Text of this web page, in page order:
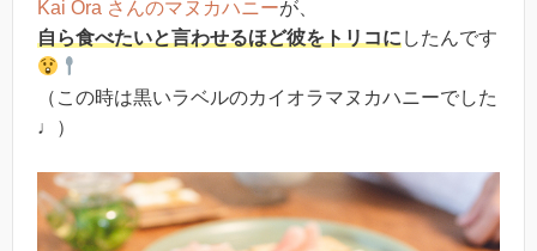
Kai Ora さんのマヌカハニーが、
自ら食べたいと言わせるほど彼をトリコに したんです
（この時は黒いラベルのカイオラマヌカハニーでした
♩）